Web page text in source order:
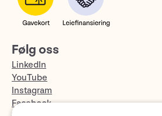
Følg oss
LinkedIn
YouTube
Instagram
Facebook